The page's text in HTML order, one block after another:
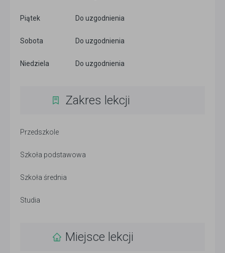
Piątek Do uzgodnienia
Sobota Do uzgodnienia
Niedziela Do uzgodnienia
Zakres lekcji
Przedszkole
Szkoła podstawowa
Szkoła średnia
Studia
Miejsce lekcji